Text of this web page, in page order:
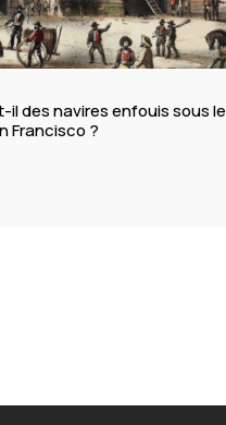
il des navires enfouis sous le
Francisco ?